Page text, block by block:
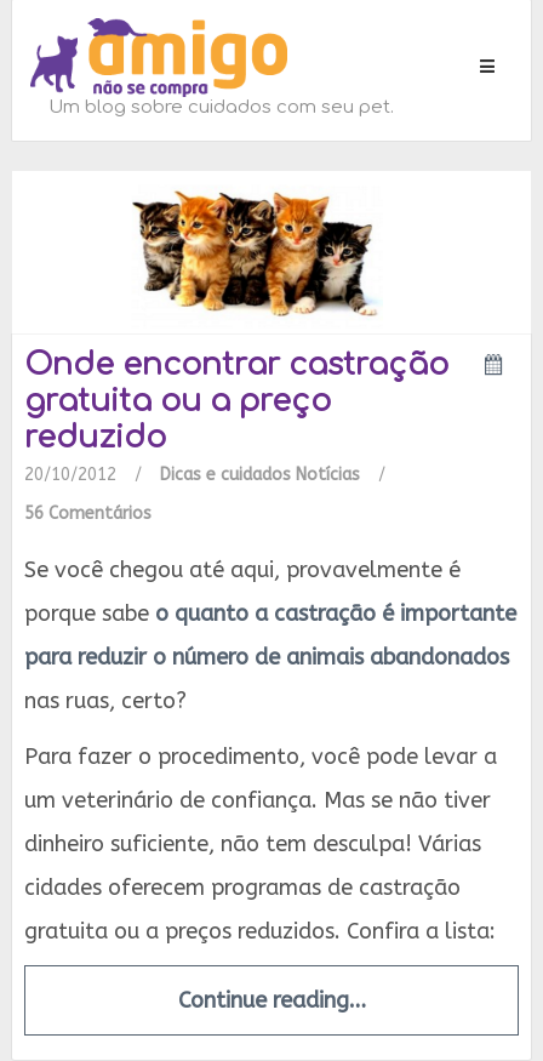
Toggle
Um blog sobre cuidados com seu pet.
Onde encontrar castração
gratuita ou a preço
reduzido
20/10/2012 / Dicas e cuidados Notícias
/
56 Comentários
Se você chegou até aqui, provavelmente é
porque sabe o quanto a castração é importante
para reduzir o número de animais abandonados
nas ruas, certo?
Para fazer o procedimento, você pode levar a
um veterinário de confiança. Mas se não tiver
dinheiro suficiente, não tem desculpa! Várias
cidades oferecem programas de castração
gratuita ou a preços reduzidos. Confira a lista:
Continue reading…